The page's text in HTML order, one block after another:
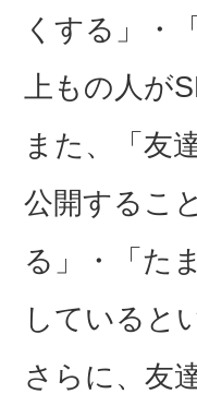
くする」・
上もの人が
また、「友
公開するこ
る」・「た
していると
さらに、友